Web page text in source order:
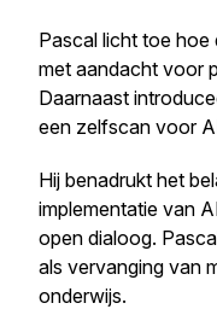
Pascal licht toe hoe
met aandacht voor
Daarnaast
een zelfscan voor
Hij benadrukt het
implementatie van
open dialoog.
als vervanging van
onderwijs.